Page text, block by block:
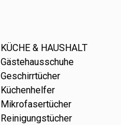
KÜCHE & HAUSHALT
Gästehausschuhe
Geschirrtücher
Küchenhelfer
Mikrofasertücher
Reinigungstücher